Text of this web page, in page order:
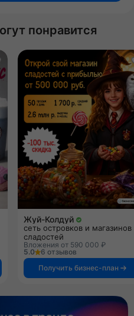
понравится
Жуй-Колдуй
сеть островков и магазинов
сладостей
Вложения от 590 000 ₽
5.0
6 отзывов
Получить бизнес-план